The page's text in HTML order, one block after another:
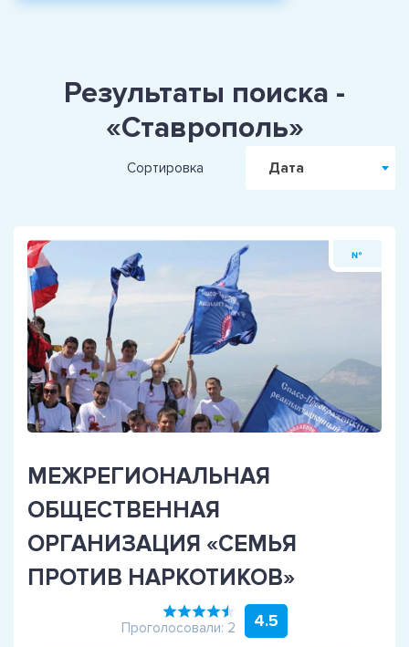
Результаты поиска -
«Ставрополь»
Сортировка Дата
№
МЕЖРЕГИОНАЛЬНАЯ
ОБЩЕСТВЕННАЯ
ОРГАНИЗАЦИЯ «СЕМЬЯ
ПРОТИВ НАРКОТИКОВ»
Проголосовали: 2 4.5